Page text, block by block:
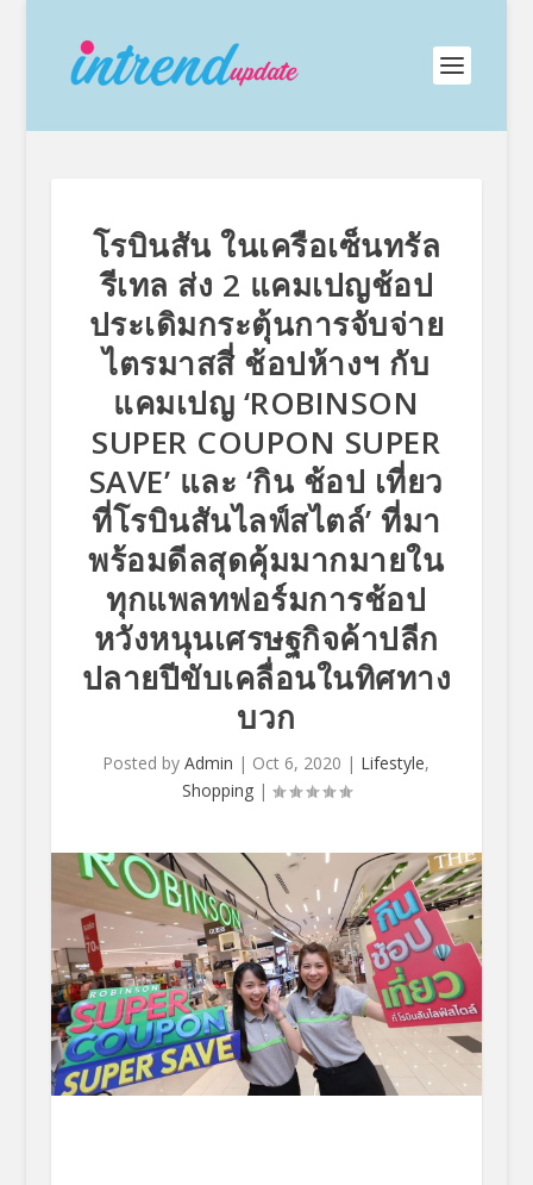
โรบินสัน ในเครือเซ็นทรัล
รีเทล ส่ง 2 แคมเปญช้อป
ประเดิมกระตุ้นการจับจ่าย
ไตรมาสสี่ ช้อปห้างฯ กับ
แคมเปญ ‘ROBINSON
SUPER COUPON SUPER
SAVE’ และ ‘กิน ช้อป เที่ยว
ที่โรบินสันไลฟ์สไตล์’ ที่มา
พร้อมดีลสุดคุ้มมากมายใน
ทุกแพลทฟอร์มการช้อป
หวังหนุนเศรษฐกิจค้าปลีก
ปลายปีขับเคลื่อนในทิศทาง
บวก
Posted byAdmin | Oct 6, 2020 | Lifestyle,
Shopping|